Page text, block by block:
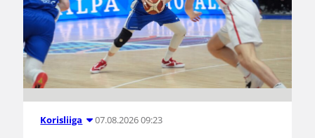
Korisliiga 07.08.2026 09:23